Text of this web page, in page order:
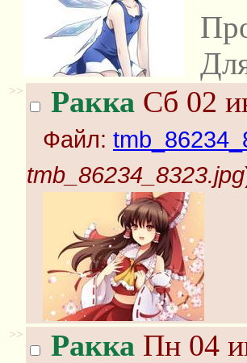
>> Ракка Сб 02
Файл:
tmb_86234_8323.jpg
>> Ракка Пн 04